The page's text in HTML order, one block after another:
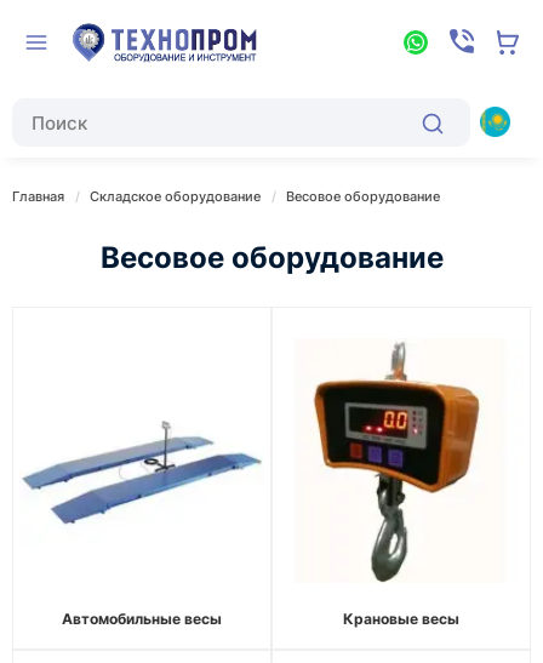
Главная Складское оборудование Весовое оборудование
Весовое оборудование
Автомобильные весы Крановые весы